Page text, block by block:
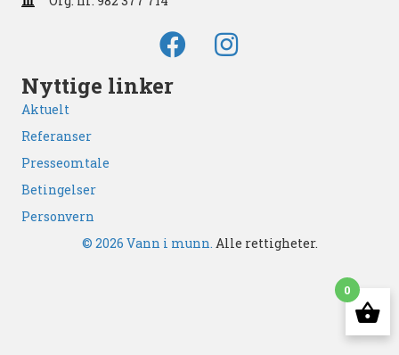
Nyttige linker
Aktuelt
Referanser
Presseomtale
Betingelser
Personvern
© 2026 Vann i munn. Alle rettigheter.
0